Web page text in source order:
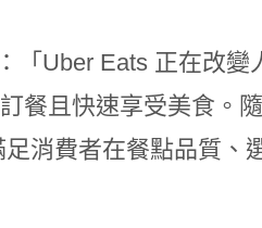
「Uber Eats 正在改變
餐且快速享受美食。
消費者在餐點品質、